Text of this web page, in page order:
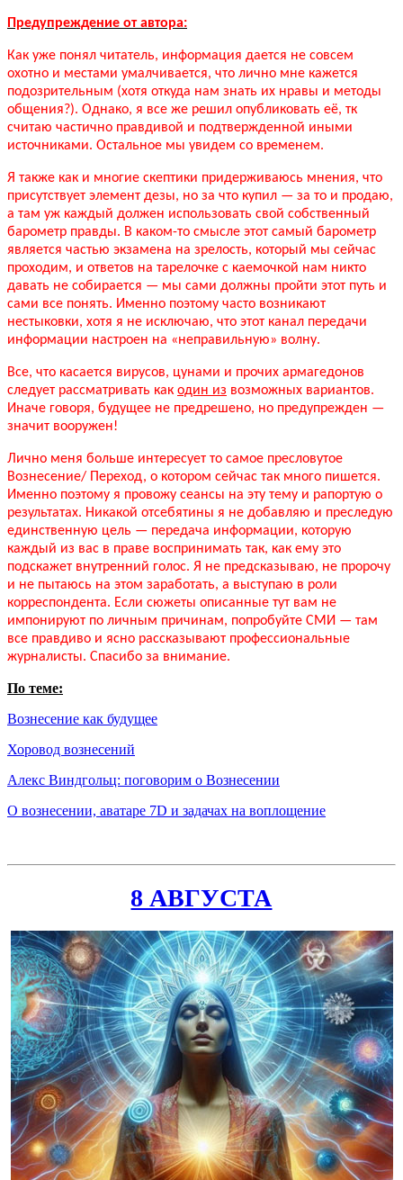
Предупреждение от автора:
Как уже понял читатель, информация дается не совсем
охотно и местами умалчивается, что лично мне кажется
подозрительным (хотя откуда нам знать их нравы и методы
общения?). Однако, я все же решил опубликовать её, тк
считаю частично правдивой и подтвержденной иными
источниками. Остальное мы увидем со временем.
Я также как и многие скептики придерживаюсь мнения, что
присутствует элемент дезы, но за что купил — за то и продаю,
а там уж каждый должен использовать свой собственный
барометр правды. В каком-то смысле этот самый барометр
является частью экзамена на зрелость, который мы сейчас
проходим, и ответов на тарелочке с каемочкой нам никто
давать не собирается — мы сами должны пройти этот путь и
сами все понять. Именно поэтому часто возникают
нестыковки, хотя я не исключаю, что этот канал передачи
информации настроен на «неправильную» волну.
Все, что касается вирусов, цунами и прочих армагедонов
следует рассматривать как один из возможных вариантов.
Иначе говоря, будущее не предрешено, но предупрежден —
значит вооружен!
Лично меня больше интересует то самое пресловутое
Вознесение/ Переход, о котором сейчас так много пишется.
Именно поэтому я провожу сеансы на эту тему и рапортую о
результатах. Никакой отсебятины я не добавляю и преследую
единственную цель — передача информации, которую
каждый из вас в праве воспринимать так, как ему это
подскажет внутренний голос. Я не предсказываю, не пророчу
и не пытаюсь на этом заработать, а выступаю в роли
корреспондента. Если сюжеты описанные тут вам не
импонируют по личным причинам, попробуйте СМИ — там
все правдиво и ясно рассказывают профессиональные
журналисты. Спасибо за внимание.
По теме:
Вознесение как будущее
Хоровод вознесений
Алекс Виндгольц: поговорим о Вознесении
О вознесении, аватаре 7D и задачах на воплощение
8 АВГУСТА